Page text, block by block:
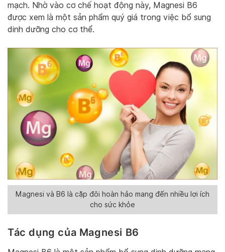
mạch. Nhờ vào cơ chế hoạt động này, Magnesi B6
được xem là một sản phẩm quý giá trong việc bổ sung
dinh dưỡng cho cơ thể.
Magnesi và B6 là cặp đôi hoàn hảo mang đến nhiều lợi ích
cho sức khỏe
Tác dụng của Magnesi B6